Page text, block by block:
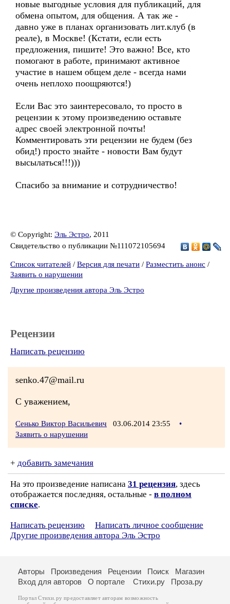
новые выгодные условия для публикаций, для
обмена опытом, для общения. А так же -
давно уже в планах организовать лит.клуб (в
реале), в Москве! (Кстати, если есть
предложения, пишите! Это важно! Все, кто
помогают в работе, принимают активное
участие в нашем общем деле - всегда нами
очень неплохо поощряются!)
Если Вас это заинтересовало, то просто в
рецензии к этому произведению оставьте
адрес своей электронной почты!
Комментировать эти рецензии не будем (без
обид!) просто знайте - новости Вам будут
высылаться!!!)))
Спасибо за внимание и сотрудничество!
© Copyright: Эль Эстро, 2011
Свидетельство о публикации №111072105694
Список читателей / Версия для печати / Разместить анонс /
Заявить о нарушении
Другие произведения автора Эль Эстро
Рецензии
Написать рецензию
senko.47@mail.ru
С уважением,
Сенько Виктор Васильевич 03.06.2014 23:55
•
Заявить о нарушении
+ добавить замечания
На это произведение написана 31 рецензия, здесь
отображается последняя, остальные - в полном
списке.
Написать рецензию
Написать личное сообщение
Другие произведения автора Эль Эстро
Авторы Произведения Рецензии Поиск
Магазин
Вход для авторов
О портале Стихи.ру Проза.ру
Портал Стихи.ру предоставляет авторам возможность